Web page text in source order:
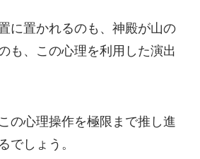
に置かれるのも、神殿が山の
も、この心理を利用した演出
の心理操作を極限まで推し進
でしょう。